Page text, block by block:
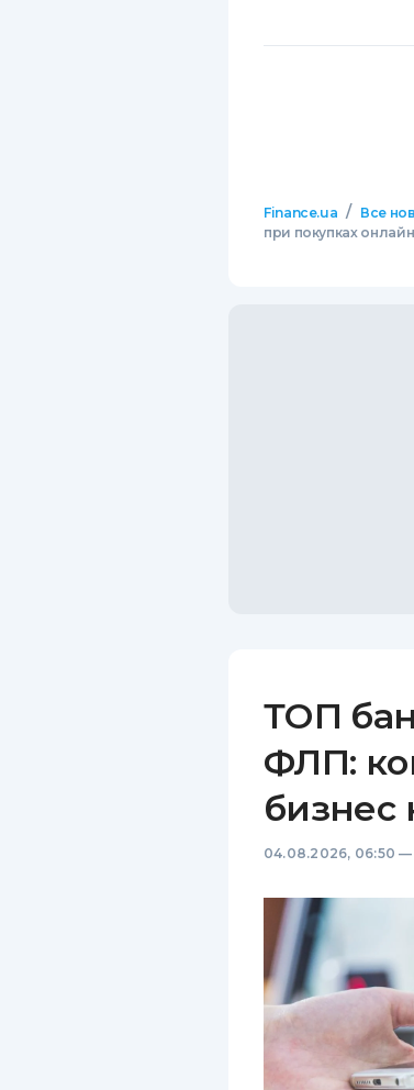
Finance.ua / Все
при покупках онлайн
ТОП
ФЛП:
бизнес
04.08.2026, 06:50 —